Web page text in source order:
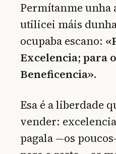
Permítanme unha
utilicei máis
ocupaba escano:
Excelencia; para
Beneficencia».
Esa é a liberdade
vender:
pagala —os